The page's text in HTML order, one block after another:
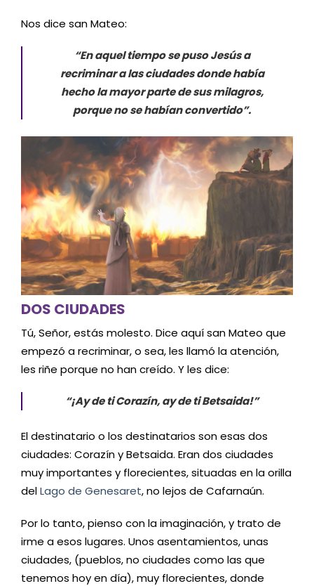
Nos dice san Mateo:
“En aquel tiempo se puso Jesús a
recriminar a las ciudades donde había
hecho la mayor parte de sus milagros,
porque no se habían convertido”.
DOS CIUDADES
Tú, Señor, estás molesto. Dice aquí san Mateo que
empezó a recriminar, o sea, les llamó la atención,
les riñe porque no han creído. Y les dice:
“¡Ay de ti Corazín, ay de ti Betsaida!”
El destinatario o los destinatarios son esas dos
ciudades: Corazín y Betsaida. Eran dos ciudades
muy importantes y florecientes, situadas en la orilla
delLago de Genesaret, no lejos de Cafarnaún.
Por lo tanto, pienso con la imaginación, y trato de
irme a esos lugares. Unos asentamientos, unas
ciudades, (pueblos, no ciudades como las que
tenemos hoy en día), muy florecientes, donde